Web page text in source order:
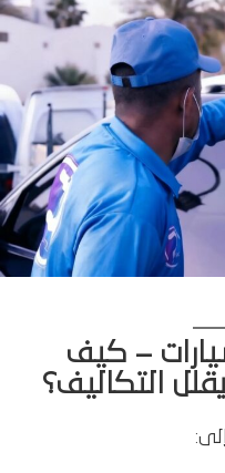
– كيف
التكاليف؟